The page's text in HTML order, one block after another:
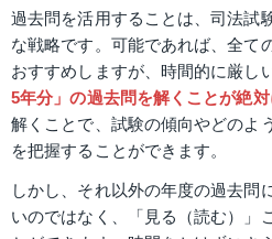
過去問を活用することは、司法試
な戦略です。可能であれば、全て
おすすめしますが、時間的に厳し
5年分」の過去問を解くことが絶
解くことで、試験の傾向やどのよ
を把握することができます。
しかし、それ以外の年度の過去問
いのではなく、「見る（読む）」